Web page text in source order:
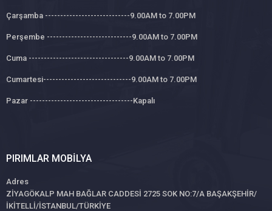
Çarşamba ----------------------------9.00AM to 7.00PM
Perşembe ----------------------------9.00AM to 7.00PM
Cuma ---------------------------------9.00AM to 7.00PM
Cumartesi-----------------------------9.00AM to 7.00PM
Pazar ----------------------------------Kapalı
PIRIMLAR MOBILYA
Adres
ZİYAGÖKALP MAH BAĞLAR CADDESİ 2725 SOK NO:7/A BAŞAKŞEHİR/
İKİTELLİ/İSTANBUL/TÜRKİYE